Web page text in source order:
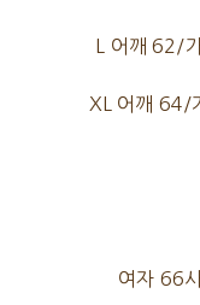
L 어깨 62/
XL 어깨 64/
여자 66